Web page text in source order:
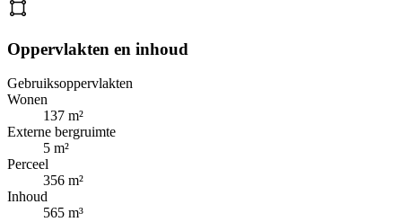
Oppervlakten en inhoud
Gebruiksoppervlakten
Wonen
137 m²
Externe bergruimte
5 m²
Perceel
356 m²
Inhoud
565 m³